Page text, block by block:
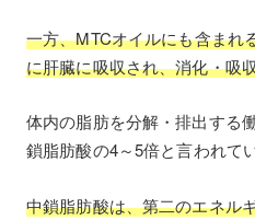
一方、MTCオイルにも含まれ
に肝臓に吸収され、消化・吸
体内の脂肪を分解・排出する
鎖脂肪酸の4～5倍と言われてい
中鎖脂肪酸は、第二のエネル